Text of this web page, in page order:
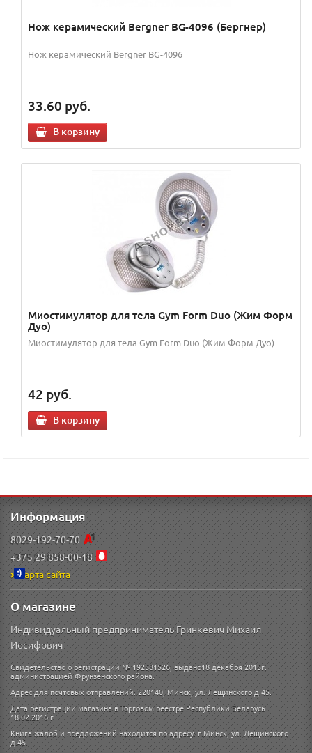
Нож керамический Bergner BG-4096 (Бергнер)
Нож керамический Bergner BG-4096
33.60 руб.
В корзину
Миостимулятор для тела Gym Form Duo (Жим Форм
Дуо)
Миостимулятор для тела Gym Form Duo (Жим Форм Дуо)
42 руб.
В корзину
Информация
8029-192-70-70
+375 29 858-00-18
Карта сайта
О магазине
Индивидуальный предприниматель Гринкевич Михаил
Иосифович
Свидетельство о регистрации № 192581526, выдано18 декабря 2015г.
администрацией Фрунзенского района.
Адрес для почтовых отправлений: 220140, Минск, ул. Лещинского д 45.
Дата регистрации магазина в Торговом реестре Республики Беларусь
18.02.2016 г
Книга жалоб и предложений находится по адресу: г.Минск, ул. Лещинского
д.45.